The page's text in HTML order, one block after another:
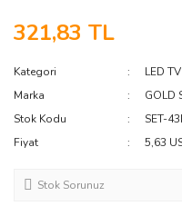
321,83 TL
Kategori
LED
Marka
GOLD
Stok Kodu
SET-
Fiyat
5,63
Stok Sorunuz